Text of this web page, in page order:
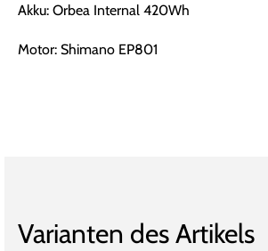
Akku: Orbea Internal 420Wh
Motor: Shimano EP801
Varianten des Artikels